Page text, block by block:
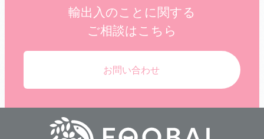
輸出入のことに関する
ご相談はこちら
お問い合わせ